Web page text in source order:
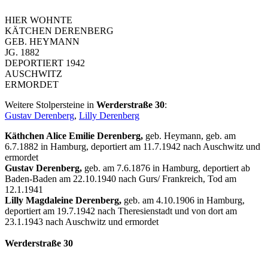
HIER WOHNTE
KÄTCHEN DERENBERG
GEB. HEYMANN
JG. 1882
DEPORTIERT 1942
AUSCHWITZ
ERMORDET
Weitere Stolpersteine in Werderstraße 30:
Gustav Derenberg, Lilly Derenberg
Käthchen Alice Emilie Derenberg, geb. Heymann, geb. am
6.7.1882 in Hamburg, deportiert am 11.7.1942 nach Auschwitz und
ermordet
Gustav Derenberg, geb. am 7.6.1876 in Hamburg, deportiert ab
Baden-Baden am 22.10.1940 nach Gurs/ Frankreich, Tod am
12.1.1941
Lilly Magdaleine Derenberg, geb. am 4.10.1906 in Hamburg,
deportiert am 19.7.1942 nach Theresienstadt und von dort am
23.1.1943 nach Auschwitz und ermordet
Werderstraße 30